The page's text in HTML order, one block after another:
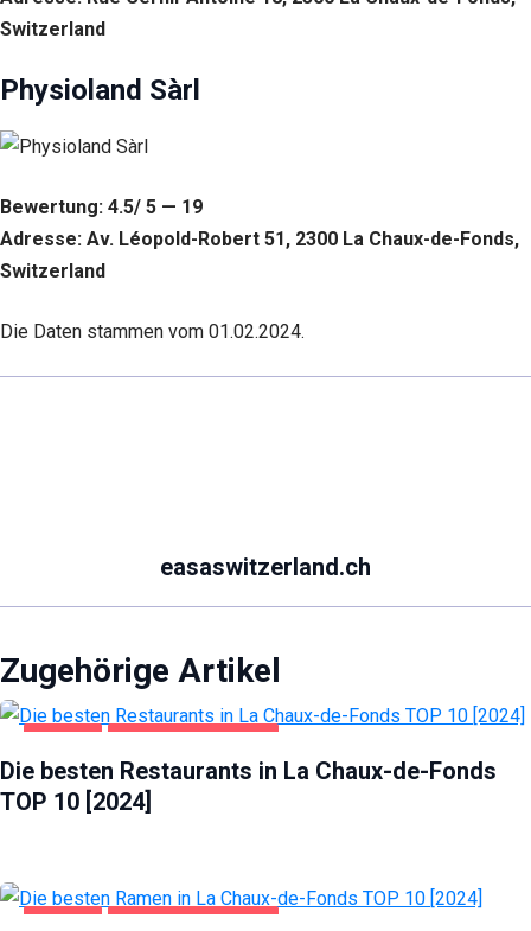
Switzerland
Physioland Sàrl
Bewertung: 4.5/ 5 — 19
Adresse: Av. Léopold-Robert 51, 2300 La Chaux-de-Fonds,
Switzerland
Die Daten stammen vom 01.02.2024.
easaswitzerland.ch
Zugehörige Artikel
GASTRO LA CHAUX-DE-FONDS
Die besten Restaurants in La Chaux-de-Fonds
TOP 10 [2024]
GASTRO LA CHAUX-DE-FONDS